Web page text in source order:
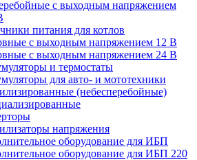
с выходным напряжением
питания для котлов
с выходным напряжением 12 В
с выходным напряжением 24 В
и термостаты
для авто- и мототехники
(небесперебойные)
напряжения
оборудование для ИБП
оборудование для ИБП 220